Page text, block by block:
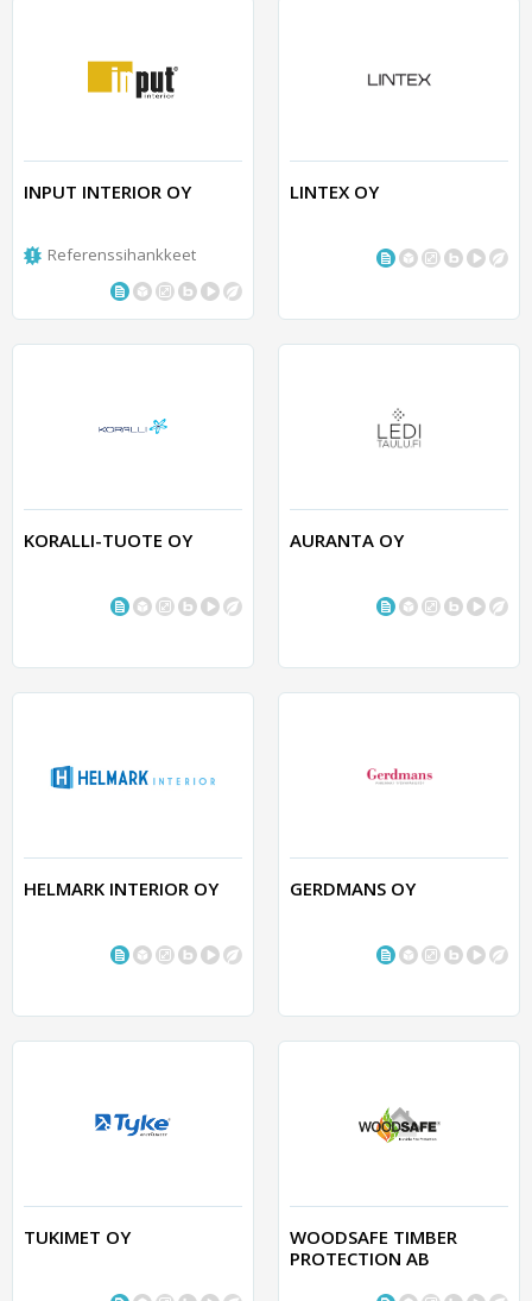
INPUT INTERIOR OY
Referenssihankkeet
LINTEX OY
KORALLI-TUOTE OY AURANTA OY
HELMARK INTERIOR OY GERDMANS OY
TUKIMET OY
WOODSAFE TIMBER
PROTECTION AB